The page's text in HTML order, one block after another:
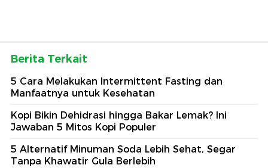
Berita Terkait
5 Cara Melakukan Intermittent Fasting dan
Manfaatnya untuk Kesehatan
Kopi Bikin Dehidrasi hingga Bakar Lemak? Ini
Jawaban 5 Mitos Kopi Populer
5 Alternatif Minuman Soda Lebih Sehat, Segar
Tanpa Khawatir Gula Berlebih